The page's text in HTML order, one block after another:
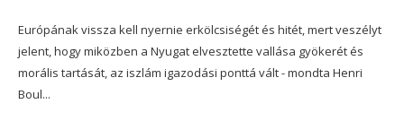
Európának vissza kell nyernie erkölcsiségét és hitét, mert veszélyt
jelent, hogy miközben a Nyugat elvesztette vallása gyökerét és
morális tartását, az iszlám igazodási ponttá vált - mondta Henri
Boul...